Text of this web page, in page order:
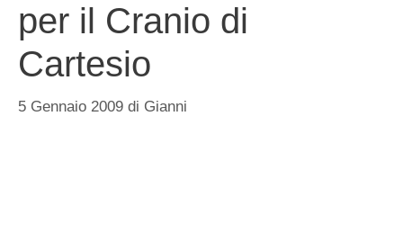
per il Cranio di
Cartesio
5 Gennaio 2009 di Gianni